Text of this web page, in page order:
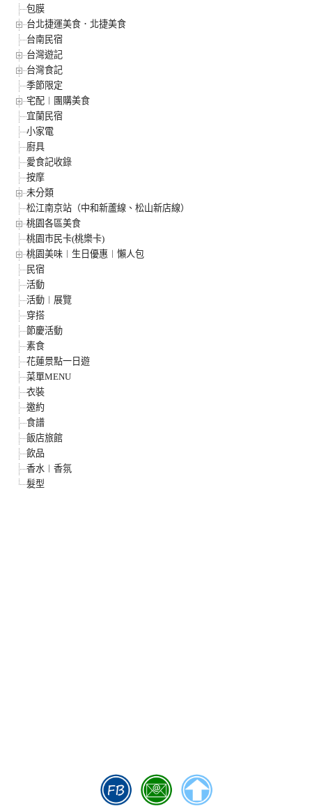
包膜
台北捷運美食．北捷美食
台南民宿
台灣遊記
台灣食記
季節限定
宅配︱團購美食
宜蘭民宿
小家電
廚具
愛食記收錄
按摩
未分類
松江南京站（中和新蘆線、松山新店線）
桃園各區美食
桃園市民卡(桃樂卡)
桃園美味︱生日優惠︱懶人包
民宿
活動
活動︱展覽
穿搭
節慶活動
素食
花蓮景點一日遊
菜單MENU
衣裝
邀約
食譜
飯店旅館
飲品
香水︱香氛
髮型